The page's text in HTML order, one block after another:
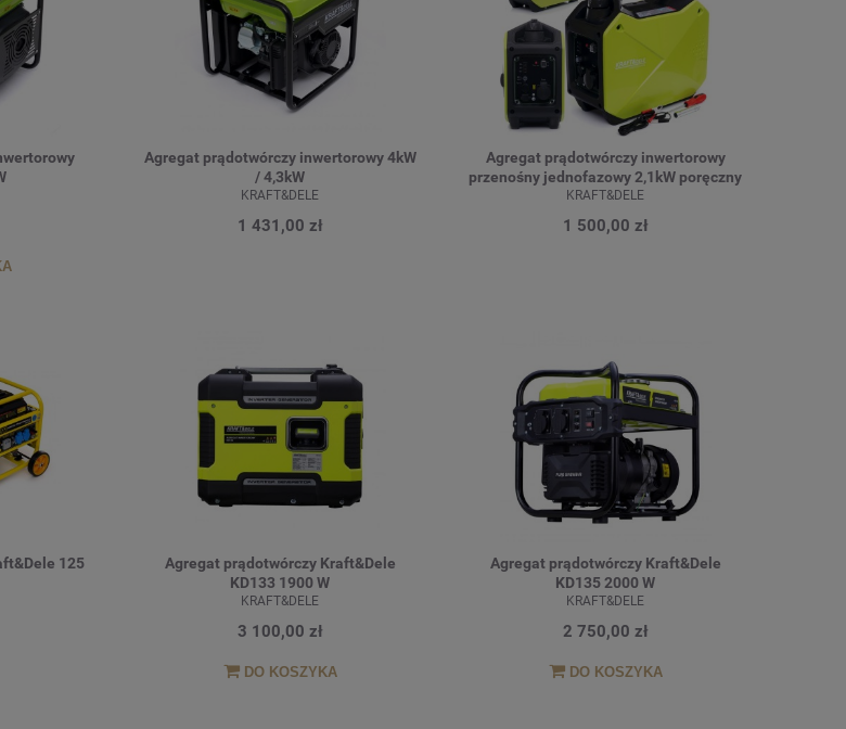
Agregat prądotwórczy inwertorowy 4kW
/ 4,3kW
KRAFT&DELE
1 431,00 zł
Agregat prądotwórczy inwertorowy
przenośny jednofazowy 2,1kW poręczny
KRAFT&DELE
1 500,00 zł
125
Agregat prądotwórczy Kraft&Dele
KD133 1900 W
KRAFT&DELE
3 100,00 zł
DO KOSZYKA
Agregat prądotwórczy Kraft&Dele
KD135 2000 W
KRAFT&DELE
2 750,00 zł
DO KOSZYKA